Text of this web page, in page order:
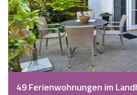
49 Ferienwohnungen im